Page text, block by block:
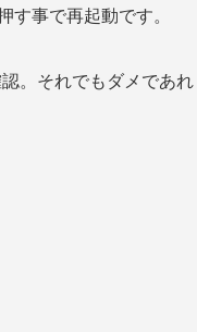
す事で再起動です。
。それでもダメであれ